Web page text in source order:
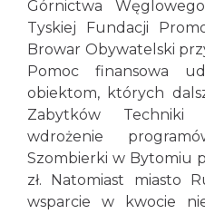
Górnictwa
Tyskiej Fundacji
Browar Obywatelski
Pomoc finansowa
obiektom, których
Zabytków Techniki
wdrożenie
Szombierki w Bytomiu
zł. Natomiast miasto
wsparcie w kwocie